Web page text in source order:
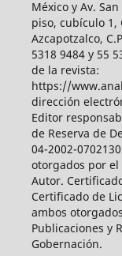
México y Av.
piso, cubículo 1,
Azcapotzalco,
5318 9484 y 55
de la revista:
https://
dirección
Editor
de Reserva de
04-2002-
otorgados por
Autor.
Certificado de
ambos
Publicaciones y
Gobernación.